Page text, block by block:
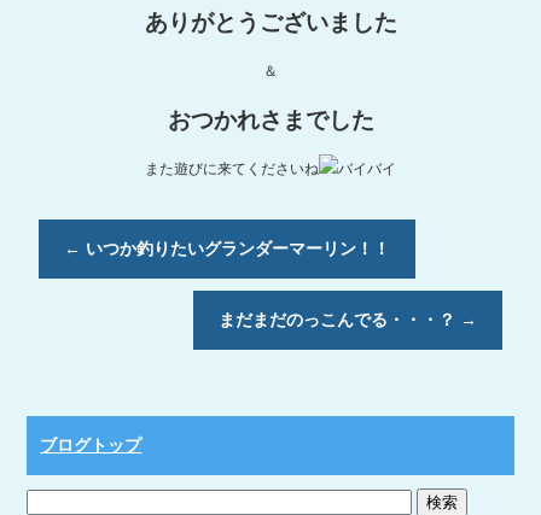
ありがとうございました
＆
おつかれさまでした
また遊びに来てくださいね
← いつか釣りたいグランダーマーリン！！
まだまだのっこんでる・・・？ →
ブログトップ